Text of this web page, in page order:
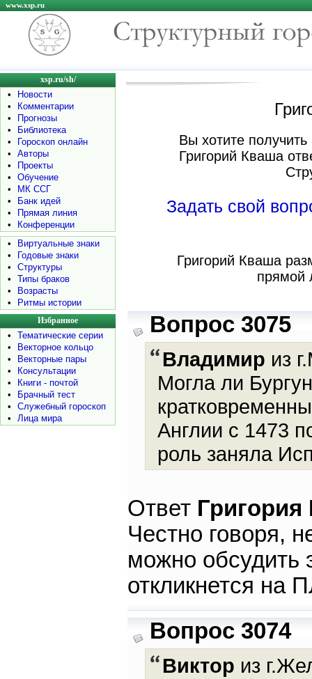
www.xsp.ru
xsp.ru/sh/
•
Новости
•
Комментарии
•
Прогнозы
•
Библиотека
•
Гороскоп онлайн
•
Авторы
•
Проекты
•
Обучение
•
МК ССГ
•
Банк идей
•
Прямая линия
•
Конференции
•
Виртуальные знаки
•
Годовые знаки
•
Структуры
•
Типы браков
•
Возрасты
•
Ритмы истории
Избранное
•
Тематические серии
•
Векторное кольцо
•
Векторные пары
•
Консультации
•
Книги - почтой
•
Брачный тест
•
Служебный гороскоп
•
Лица мира
Вы хотите
Григорий Кваша
Задать свой
Григорий Кваша
прямой
Вопрос 3075
Владимир из
Могла ли
Англии с 1473
роль заняла
Ответ
Честно говоря,
можно обсудить
откликнется на
Вопрос 3074
Виктор из